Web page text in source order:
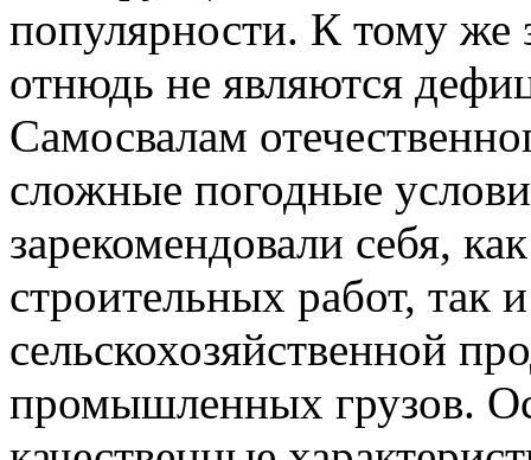
популярности. К тому же
отнюдь не являются
Самосвалам
сложные погодные
зарекомендовали себя,
строительных работ, так
сельскохозяйственной
промышленных грузов.